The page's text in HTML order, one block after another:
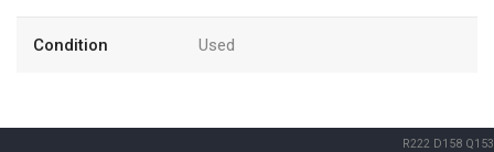
Condition Used
R222 D158 Q153